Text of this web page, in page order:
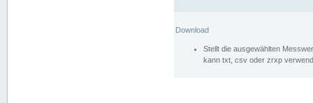
Download
Stellt die ausgewählten
kann txt, csv oder zrxp